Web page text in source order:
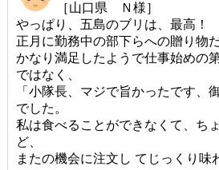
［山口県 Ｎ様］
やっぱり、五島のブリは、最高！
正月に勤務中の部下らへの贈り物
かなり満足したようで仕事始めの
ではなく、
「小隊長、マジで旨かったです、
でした。
私は食べることができなくて、ち
ど、
またの機会に注文し てじっくり味